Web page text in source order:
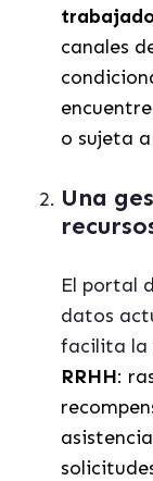
canales
o sujeta
Una
El portal
datos
facilita la
RRHH: